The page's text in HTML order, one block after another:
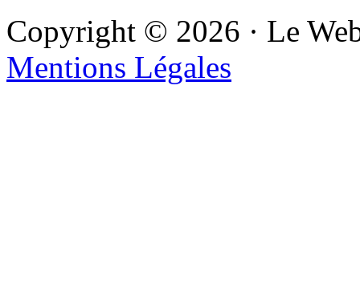
Copyright © 2026 · Le
Mentions Légales